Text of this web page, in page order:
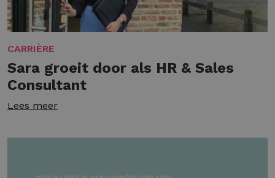
CARRIÈRE
Sara groeit door als HR & Sales
Consultant
Lees meer